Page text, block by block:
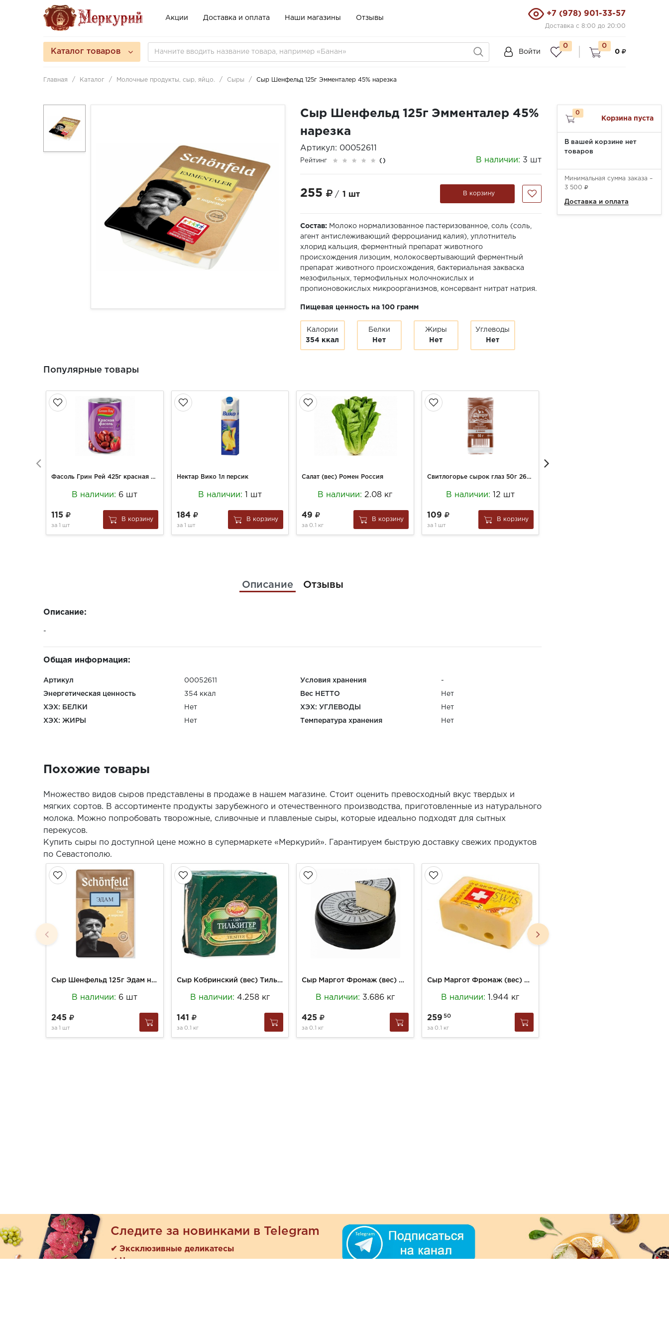
Акции Доставка и оплата Наши магазины Отзывы
+7 (978) 901-33-57
Доставка с 8:00 до 20:00
Каталог товаров Войти
0
0
0
Главная Каталог Молочные продукты, сыр, яйцо. Сыры Сыр Шенфельд 125г Эмменталер 45% нарезка
Сыр Шенфельд 125г Эмменталер 45%
нарезка
Артикул: 00052611
Рейтинг () В наличии: 3 шт
255 / 1 шт В корзину
Состав: Молоко нормализованное пастеризованное, соль (соль,
агент антислеживающий ферроцианид калия), уплотнитель
хлорид кальция, ферментный препарат животного
происхождения лизоцим, молокосвертывающий ферментный
препарат животного происхождения, бактериальная закваска
мезофильных, термофильных молочнокислых и
пропионовокислых микроорганизмов, консервант нитрат натрия.
Пищевая ценность на 100 грамм
Калории
354 ккал
Белки
Нет
Жиры
Нет
Углеводы
Нет
Популярные товары
Фасоль Грин Рей 425г красная в томатном соусе ж/б
В наличии: 6 шт
115
за 1 шт
В корзину
Нектар Вико 1л персик
В наличии: 1 шт
184
за 1 шт
В корзину
Салат (вес) Ромен Россия
В наличии:2.08 кг
49
за 0.1 кг
В корзину
Свитлогорье сырок глаз 50г 26% с какао
В наличии: 12 шт
109
за 1 шт
В корзину
Описание Отзывы
Описание:
-
Общая информация:
Артикул 00052611 Условия хранения -
Энергетическая ценность 354 ккал Вес НЕТТО Нет
ХЭХ: БЕЛКИ Нет ХЭХ: УГЛЕВОДЫ Нет
ХЭХ: ЖИРЫ Нет Температура хранения Нет
Похожие товары
Множество видов сыров представлены в продаже в нашем магазине. Стоит оценить превосходный вкус твердых и
мягких сортов. В ассортименте продукты зарубежного и отечественного производства, приготовленные из натурального
молока. Можно попробовать творожные, сливочные и плавленые сыры, которые идеально подходят для сытных
перекусов.
Купить сыры по доступной цене можно в супермаркете «Меркурий». Гарантируем быструю доставку свежих продуктов
по Севастополю.
Сыр Шенфельд 125г Эдам нарезка 45%
В наличии: 6 шт
245
за 1 шт
Сыр Кобринский (вес) Тильзитер сливочный 50% кубик
В наличии: 4.258 кг
141
за 0.1 кг
Сыр Маргот Фромаж (вес) Фёрстен п/тверд 54% Швейцария
В наличии: 3.686 кг
425
за 0.1 кг
Сыр Маргот Фромаж (вес) Свиссталер легкий 20% Швейцария
В наличии: 1.944 кг
259 50
за 0.1 кг
0
Корзина пуста
В вашей корзине нет
товаров
Минимальная сумма заказа –
3 500
Доставка и оплата
Следите за новинками в Telegram
✔ Эксклюзивные деликатесы
✔ Новые поступления